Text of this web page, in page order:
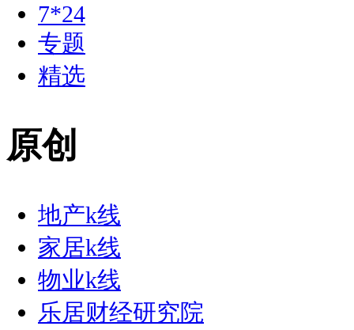
7*24
专题
精选
原创
地产k线
家居k线
物业k线
乐居财经研究院